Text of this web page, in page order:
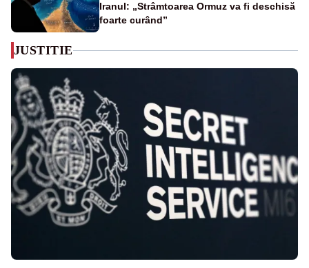
Iranul: „Strâmtoarea Ormuz va fi deschisă
foarte curând”
JUSTITIE